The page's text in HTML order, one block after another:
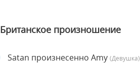
Британское произношение
Satan произнесенно Amy (девушка)